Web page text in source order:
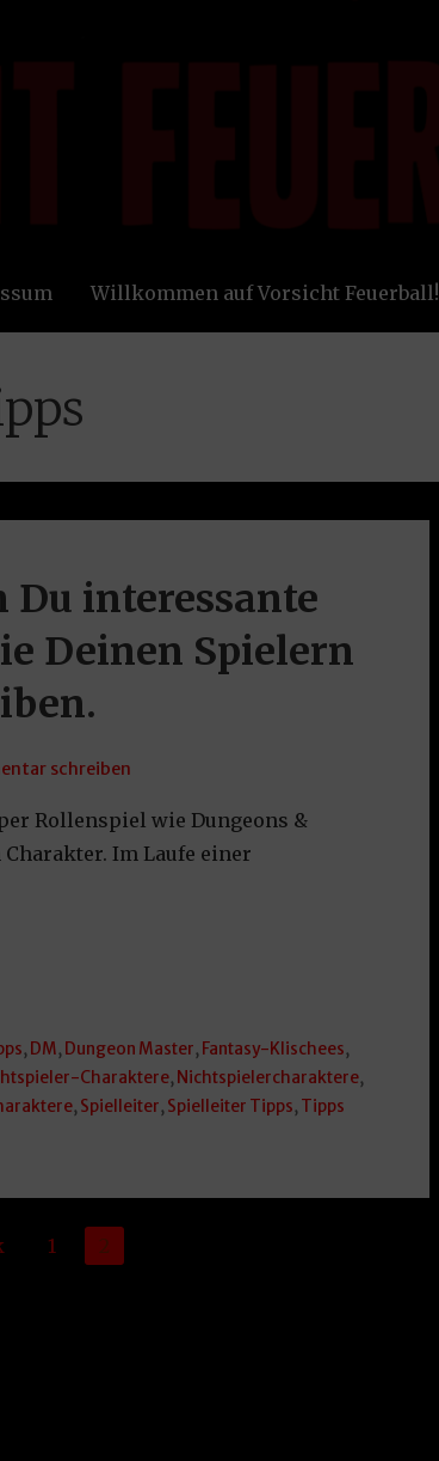
Willkommen auf Vorsicht Feuerball!
Du interessante
Deinen Spielern
schreiben
Rollenspiel wie Dungeons &
Im Laufe einer
, DM, Dungeon Master, Fantasy-Klischees,
Charaktere, Nichtspielercharaktere,
, Spielleiter, Spielleiter Tipps, Tipps
1 2